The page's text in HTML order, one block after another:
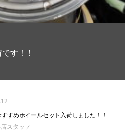
す！！
すすめホイールセット入荷しました！！
スタッフ